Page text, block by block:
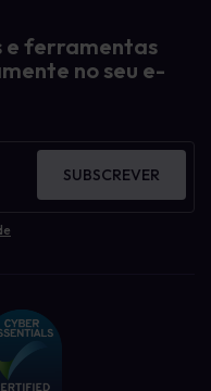
e ferramentas
no seu e-
SUBSCREVER